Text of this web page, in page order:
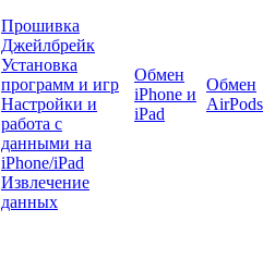
Прошивка
Джейлбрейк
Установка
программ и игр
Настройки и
работа с
данными на
iPhone/iPad
Извлечение
данных
Обмен
iPhone и
iPad
Обмен
AirPods